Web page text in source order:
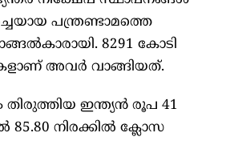
പന്ത്രണ്ടാമത്തെ
8291 കോടി
അവര്‍ വാങ്ങിയത്.
തിരുത്തിയ ഇന്ത്യന്‍ രൂപ 41
നിരക്കില്‍ ക്ലോസ